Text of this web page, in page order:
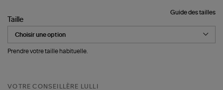
Guide des tailles
Taille
Prendre votre taille habituelle.
VOTRE CONSEILLÈRE LULLI